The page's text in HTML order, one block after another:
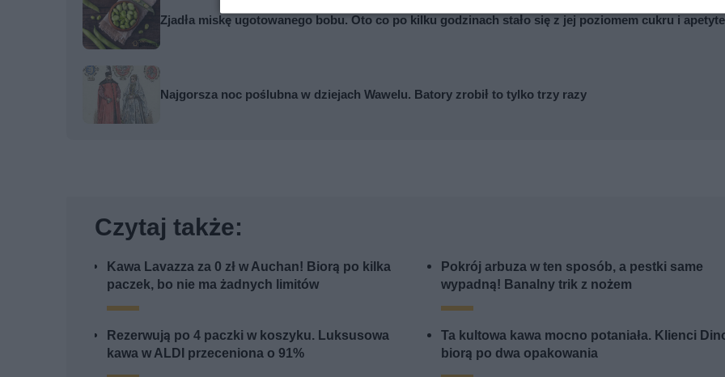
Zjadła miskę ugotowanego bobu. Oto co po kilku godzinach stało się z jej poziomem cukru i
Najgorsza noc poślubna w dziejach Wawelu. Batory zrobił to tylko trzy razy
Czytaj także:
Kawa Lavazza za 0 zł w Auchan! Biorą po kilka
paczek, bo nie ma żadnych limitów
Pokrój arbuza w ten sposób, a pestki same
wypadną! Banalny trik z nożem
Rezerwują po 4 paczki w koszyku. Luksusowa
kawa w ALDI przeceniona o 91%
Ta kultowa kawa mocno potaniała. Klienci
biorą po dwa opakowania